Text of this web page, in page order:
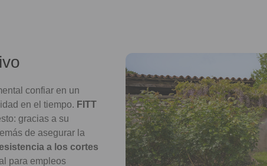
confiar en un
en el tiempo. FITT
gracias a su
de asegurar la
a los cortes
para empleos